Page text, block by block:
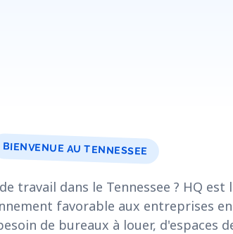
BIENVENUE AU TENNESSEE
travail dans le Tennessee ? HQ est
favorable aux entreprises
de bureaux à louer, d'espaces